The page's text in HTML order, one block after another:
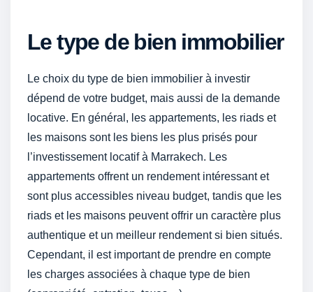
Le type de bien immobilier
Le choix du type de bien immobilier à investir
dépend de votre budget, mais aussi de la demande
locative. En général, les appartements, les riads et
les maisons sont les biens les plus prisés pour
l’investissement locatif à Marrakech. Les
appartements offrent un rendement intéressant et
sont plus accessibles niveau budget, tandis que les
riads et les maisons peuvent offrir un caractère plus
authentique et un meilleur rendement si bien situés.
Cependant, il est important de prendre en compte
les charges associées à chaque type de bien